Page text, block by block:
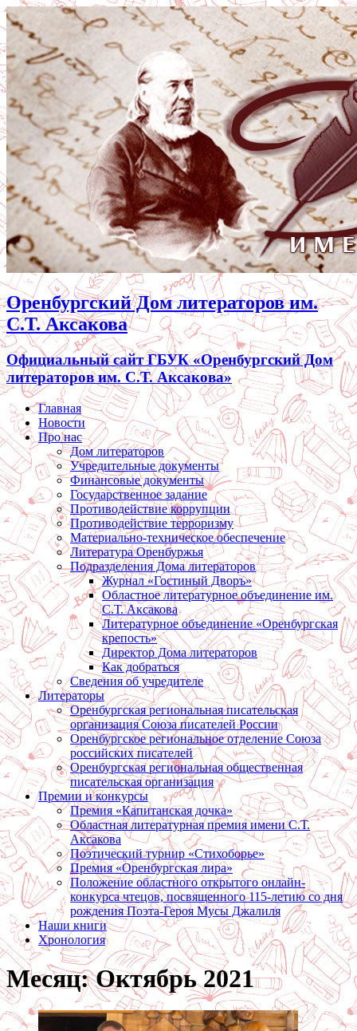
Оренбургский Дом литераторов им.
С.Т. Аксакова
Официальный сайт ГБУК «Оренбургский Дом
литераторов им. С.Т. Аксакова»
Главная
Новости
Про нас
Дом литераторов
Учредительные документы
Финансовые документы
Государственное задание
Противодействие коррупции
Противодействие терроризму
Материально-техническое обеспечение
Литература Оренбуржья
Подразделения Дома литераторов
Журнал «Гостиный Дворъ»
Областное литературное объединение им.
С.Т. Аксакова
Литературное объединение «Оренбургская
крепость»
Директор Дома литераторов
Как добраться
Сведения об учредителе
Литераторы
Оренбургская региональная писательская
организация Союза писателей России
Оренбургское региональное отделение Союза
российских писателей
Оренбургская региональная общественная
писательская организация
Премии и конкурсы
Премия «Капитанская дочка»
Областная литературная премия имени С.Т.
Аксакова
Поэтический турнир «Стихоборье»
Премия «Оренбургская лира»
Положение областного открытого онлайн-
конкурса чтецов, посвященного 115-летию со дня
рождения Поэта-Героя Мусы Джалиля
Наши книги
Хронология
Месяц:Октябрь 2021